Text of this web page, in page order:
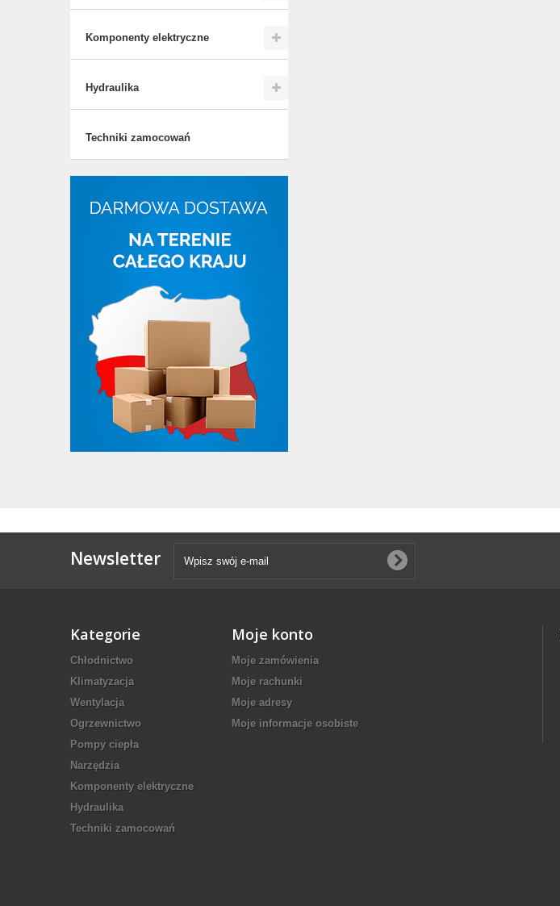
Komponenty elektryczne
Hydraulika
Techniki zamocowań
Newsletter
Kategorie
Chłodnictwo
Klimatyzacja
Wentylacja
Ogrzewnictwo
Pompy ciepła
Narzędzia
Komponenty elektryczne
Hydraulika
Techniki zamocowań
Moje konto
Moje zamówienia
Moje rachunki
Moje adresy
Moje informacje osobiste